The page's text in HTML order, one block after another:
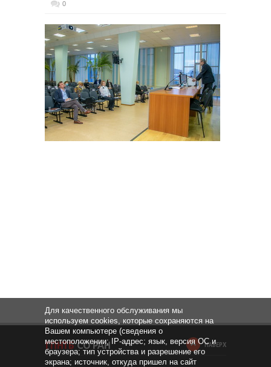
0
НАВЕРХ
Для качественного обслуживания мы
используем cookies, которые сохраняются на
Вашем компьютере (сведения о
местоположении; IP-адрес; язык, версия ОС и
браузера; тип устройства и разрешение его
экрана; источник, откуда пришел на сайт